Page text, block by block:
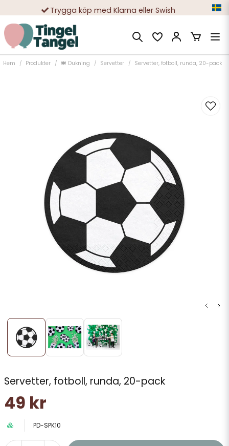
Trygga köp med Klarna eller Swish
10 000-tals nöjda kunder
Hem Produkter 🍽️ Dukning Servetter Servetter, fotboll, runda, 20-pack
Servetter, fotboll, runda, 20-pack
49 kr
PD-SPK10